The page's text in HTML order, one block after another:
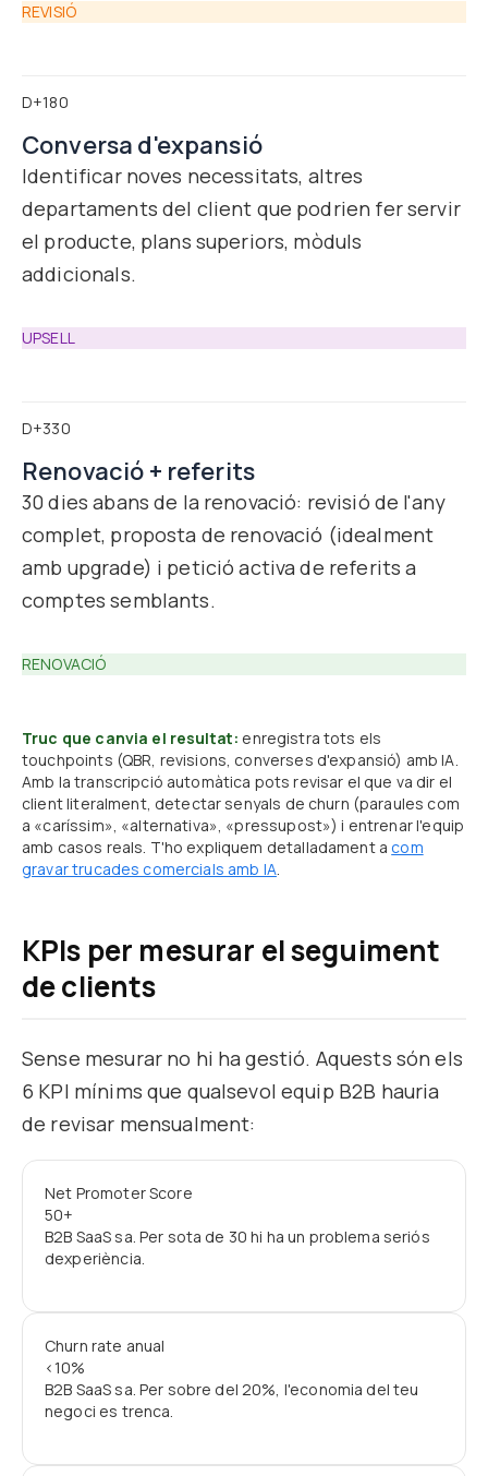
REVISIÓ
D+180
Conversa d'expansió
Identificar noves necessitats, altres
departaments del client que podrien fer servir
el producte, plans superiors, mòduls
addicionals.
UPSELL
D+330
Renovació + referits
30 dies abans de la renovació: revisió de l'any
complet, proposta de renovació (idealment
amb upgrade) i petició activa de referits a
comptes semblants.
RENOVACIÓ
Truc que canvia el resultat: enregistra tots els
touchpoints (QBR, revisions, converses d'expansió) amb IA.
Amb la transcripció automàtica pots revisar el que va dir el
client literalment, detectar senyals de churn (paraules com
a «caríssim», «alternativa», «pressupost») i entrenar l'equip
amb casos reals. T'ho expliquem detalladament a com
gravar trucades comercials amb IA.
KPIs per mesurar el seguiment
de clients
Sense mesurar no hi ha gestió. Aquests són els
6 KPI mínims que qualsevol equip B2B hauria
de revisar mensualment:
Net Promoter Score
50+
B2B SaaS sa. Per sota de 30 hi ha un problema seriós
dexperiència.
Churn rate anual
<10%
B2B SaaS sa. Per sobre del 20%, l'economia del teu
negoci es trenca.